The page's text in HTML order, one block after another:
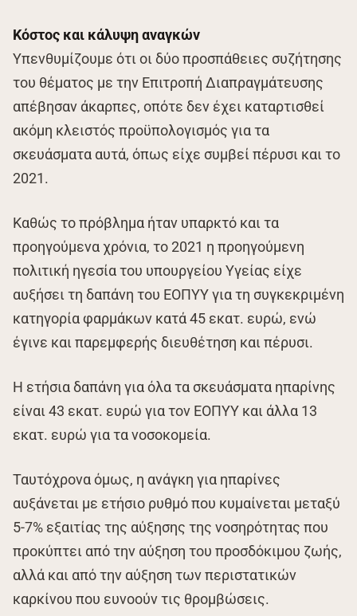
Κόστος και κάλυψη αναγκών
Υπενθυμίζουμε ότι οι δύο προσπάθειες συζήτησης
του θέματος με την Επιτροπή Διαπραγμάτευσης
απέβησαν άκαρπες, οπότε δεν έχει καταρτισθεί
ακόμη κλειστός προϋπολογισμός για τα
σκευάσματα αυτά, όπως είχε συμβεί πέρυσι και το
2021.
Καθώς το πρόβλημα ήταν υπαρκτό και τα
προηγούμενα χρόνια, το 2021 η προηγούμενη
πολιτική ηγεσία του υπουργείου Υγείας είχε
αυξήσει τη δαπάνη του ΕΟΠΥΥ για τη συγκεκριμένη
κατηγορία φαρμάκων κατά 45 εκατ. ευρώ, ενώ
έγινε και παρεμφερής διευθέτηση και πέρυσι.
Η ετήσια δαπάνη για όλα τα σκευάσματα ηπαρίνης
είναι 43 εκατ. ευρώ για τον ΕΟΠΥΥ και άλλα 13
εκατ. ευρώ για τα νοσοκομεία.
Ταυτόχρονα όμως, η ανάγκη για ηπαρίνες
αυξάνεται με ετήσιο ρυθμό που κυμαίνεται μεταξύ
5-7% εξαιτίας της αύξησης της νοσηρότητας που
προκύπτει από την αύξηση του προσδόκιμου ζωής,
αλλά και από την αύξηση των περιστατικών
καρκίνου που ευνοούν τις θρομβώσεις.